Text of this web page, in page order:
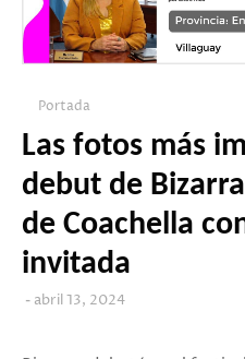
Portada
Las fotos más
debut de
de Coachella
invitada
abril 13, 2024